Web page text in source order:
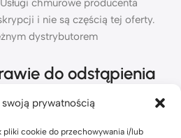
swoją prywatnością
pliki cookie do przechowywania i/lub
chmurowe producenta
i nie są częścią tej oferty.
dystrybutorem
do odstąpienia
o prawach konsumenta,